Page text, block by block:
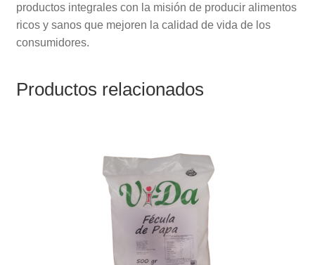
productos integrales con la misión de producir alimentos
ricos y sanos que mejoren la calidad de vida de los
consumidores.
Productos relacionados